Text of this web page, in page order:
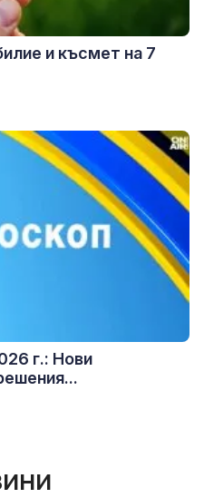
и късмет на 7
г.: Нови